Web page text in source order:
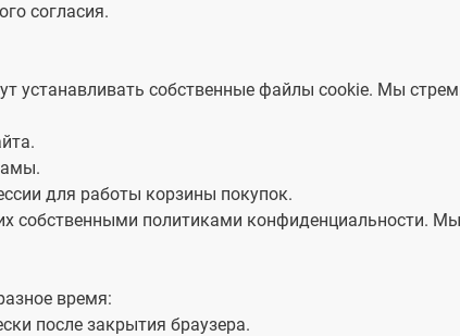
согласия.
устанавливать собственные файлы cookie. Мы
для работы корзины покупок.
собственными политиками конфиденциальности.
время:
после закрытия браузера.